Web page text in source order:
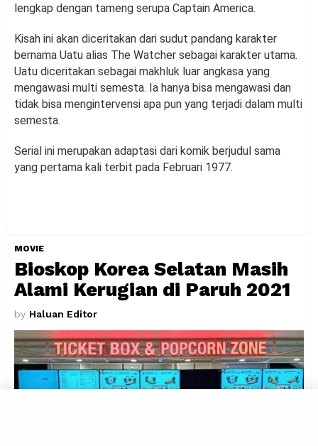
lengkap dengan tameng serupa Captain America.
Kisah ini akan diceritakan dari sudut pandang karakter
bernama Uatu alias The Watcher sebagai karakter utama.
Uatu diceritakan sebagai makhluk luar angkasa yang
mengawasi multi semesta. Ia hanya bisa mengawasi dan
tidak bisa mengintervensi apa pun yang terjadi dalam multi
semesta.
Serial ini merupakan adaptasi dari komik berjudul sama
yang pertama kali terbit pada Februari 1977.
MOVIE
Bioskop Korea Selatan Masih
Alami Kerugian di Paruh 2021
by Haluan Editor